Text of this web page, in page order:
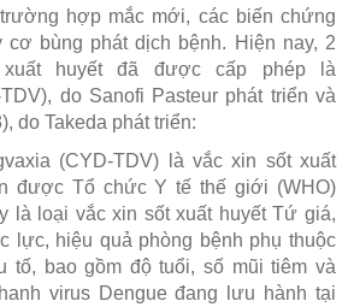
hợp mắc mới, các biến chứng
cơ bùng phát dịch bệnh. Hiện nay, 2
huyết đã được cấp phép là
do Sanofi Pasteur phát triển và
do Takeda phát triển:
(CYD-TDV) là vắc xin sốt xuất
được Tổ chức Y tế thế giới (WHO)
là loại vắc xin sốt xuất huyết Tứ giá,
lực, hiệu quả phòng bệnh phụ thuộc
tố, bao gồm độ tuổi, số mũi tiêm và
virus Dengue đang lưu hành tại